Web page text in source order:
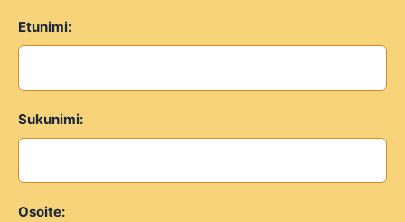
Etunimi:
Sukunimi:
Osoite: